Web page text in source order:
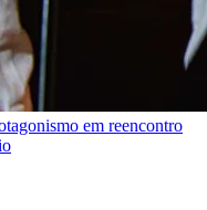
em reencontro